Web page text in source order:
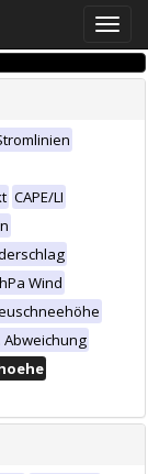
Toggle
CAPE/LI
Wind
Abweichung